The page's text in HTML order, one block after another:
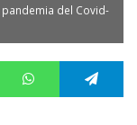
del Covid-
WhatsApp